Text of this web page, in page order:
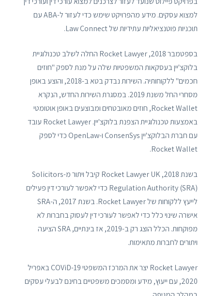
למצוא עסקים. מידע מהפרויקט שימש כדי לעזור ל-ABA עם
תוכניות פוטנציאליות עתידיות של Law Connect.
בספטמבר 2018, Rocket Lawyer החלה לשלב טכנולוגיית
בלוקצ'יין בעסקאות המשפטיות שלה על מנת לספק "חוזים
חכמים" ללקוחותיה. השירות נבדק בטא ב-2018, והוצע באופן
מסחרי החל משנת 2019. במסגרת השירות החדש, הנקרא
Rocket Wallet, חוזים מאובטחים ומבוצעים באופן אוטומטי
באמצעות טכנולוגיית הצפנת בלוקצ'יין. Rocket Lawyer עובד
עם חברת הבלוקצ'יין ConsenSys ו-OpenLaw כדי לספק
Rocket Wallet.
בשנת 2018, Rocket Lawyer UK קיבל ויתור מ-Solicitors
Regulation Authority (SRA) כדי לאפשר לעורכי דין פעילים
לייעץ ללקוחות של Rocket Lawyer. בשנת 2017, ה-SRA
אישרה שינוי כלל כדי לאפשר לעורכי דין לעסוק בחברות לא
מפוקחות. הכלל הוצג רק ב-2019, אז בינתיים, SRA הציעה
ויתורים לחברות מתאימות.
Rocket Lawyer יצר את המרכז המשפטי COViD-19 באפריל
2020, עם ייעוץ, מידע ומסמכים משפטיים בחינם לבעלי עסקים